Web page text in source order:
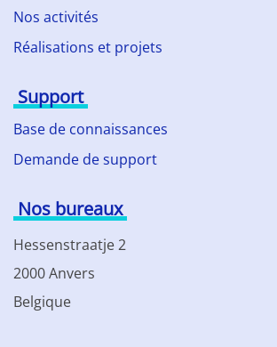
Nos activités
Réalisations et projets
Support
Base de connaissances
Demande de support
Nos bureaux
Hessenstraatje 2
2000 Anvers
Belgique